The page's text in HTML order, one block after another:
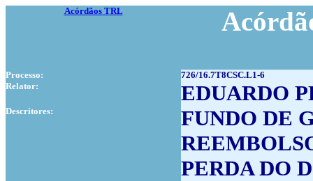
Acórdãos TRL
Processo:
726/16.7T8CSC.L1-6
Relator:
EDUARDO
Descritores:
FUNDO DE
PERDA DO